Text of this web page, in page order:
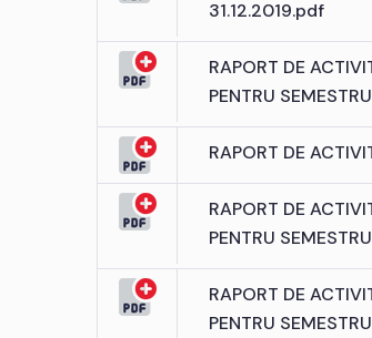
31.12.2019.pdf
RAPORT DE
PENTRU
RAPORT DE
RAPORT DE
PENTRU
RAPORT DE
PENTRU